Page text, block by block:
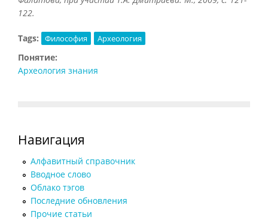
122.
Tags: Философия Археология
Понятие:
Археология знания
Навигация
Алфавитный справочник
Вводное слово
Облако тэгов
Последние обновления
Прочие статьи